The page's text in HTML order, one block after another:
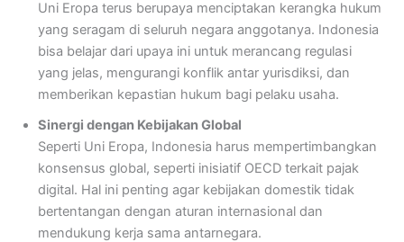
Uni Eropa terus berupaya menciptakan kerangka hukum
yang seragam di seluruh negara anggotanya. Indonesia
bisa belajar dari upaya ini untuk merancang regulasi
yang jelas, mengurangi konflik antar yurisdiksi, dan
memberikan kepastian hukum bagi pelaku usaha​.
Sinergi dengan Kebijakan Global
Seperti Uni Eropa, Indonesia harus mempertimbangkan
konsensus global, seperti inisiatif OECD terkait pajak
digital. Hal ini penting agar kebijakan domestik tidak
bertentangan dengan aturan internasional dan
mendukung kerja sama antarnegara​.